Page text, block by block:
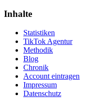
Inhalte
Statistiken
TikTok Agentur
Methodik
Blog
Chronik
Account eintragen
Impressum
Datenschutz